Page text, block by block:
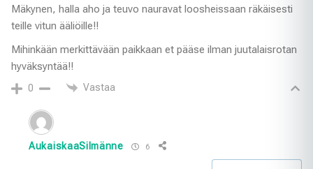
Mäkynen, halla aho ja teuvo nauravat loosheissaan räkäisesti
teille vitun ääliöille!!
Mihinkään merkittävään paikkaan et pääse ilman juutalaisrotan
hyväksyntää!!
0 Vastaa
AukaiskaaSilmänne 6